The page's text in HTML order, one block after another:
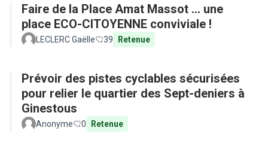
Faire de la Place Amat Massot ... une
place ECO-CITOYENNE conviviale !
LECLERC Gaëlle 39 Retenue
Prévoir des pistes cyclables sécurisées
pour relier le quartier des Sept-deniers à
Ginestous
Anonyme 0 Retenue